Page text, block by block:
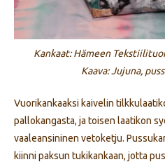
Kankaat: Hämeen
Kaava: Jujuna,
Vuorikankaaksi kaivelin
pallokangasta, ja toisen laatikon
vaaleansininen vetoketju.
kiinni paksun tukikankaan, jotta